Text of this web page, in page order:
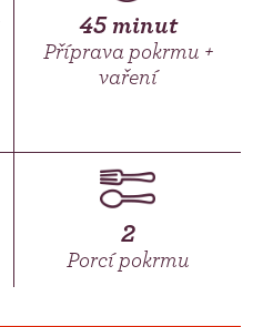
45 minut
Příprava pokrmu +
vaření
2
Porcí pokrmu